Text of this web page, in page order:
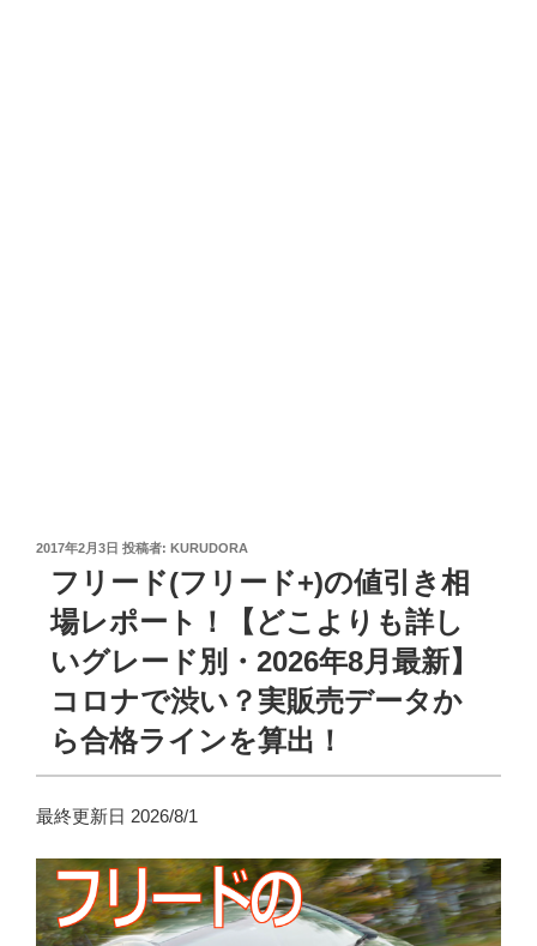
投
2017年2月3日 投稿者: KURUDORA
フリード(フリード+)の値引き相
場レポート！【どこよりも詳し
いグレード別・2026年8月最新】
コロナで渋い？実販売データか
ら合格ラインを算出！
最終更新日 2026/8/1